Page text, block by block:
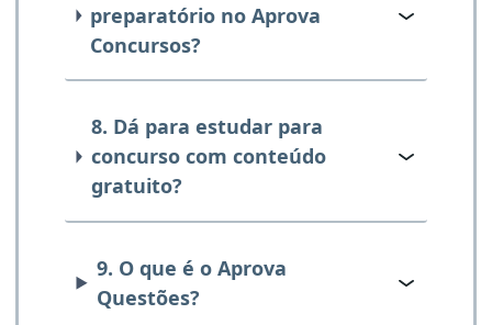
preparatório no Aprova
Concursos?
8. Dá para estudar para
concurso com conteúdo
gratuito?
9. O que é o Aprova
Questões?